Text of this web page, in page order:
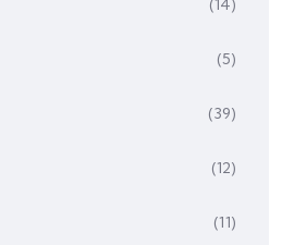
(14)
(5)
(39)
(12)
(11)